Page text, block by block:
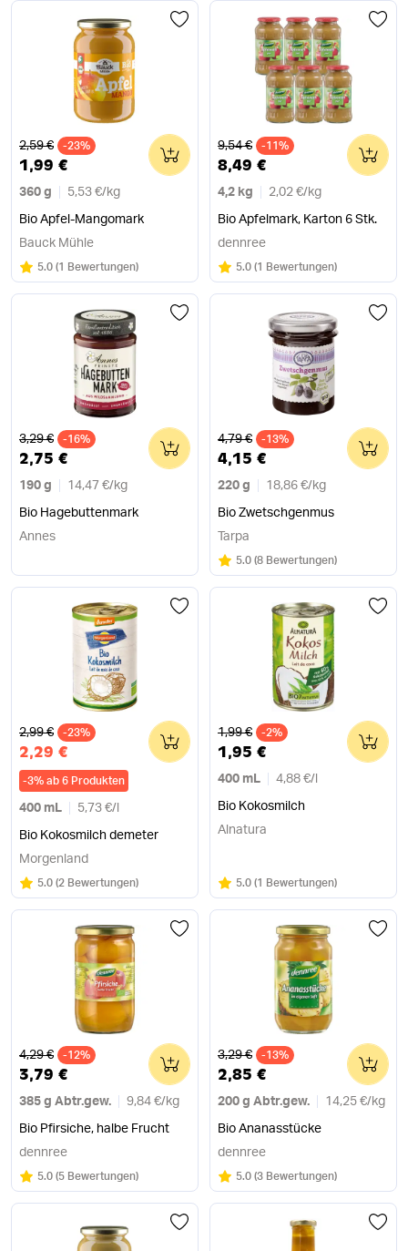
Alter Preis
2,59 € -23%
1,99 €
360 g 5,53 €/ kg
Bio Apfel-Mangomark
0
Bauck Mühle
Bewertung:
5.0/5
(1 Bewertungen)
Alter Preis
9,54 € -11%
8,49 €
4,2 kg 2,02 €/ kg
Bio Apfelmark, Karton 6 Stk.
0
dennree
Bewertung:
5.0/5
(1 Bewertungen)
Alter Preis
3,29 € -16%
2,75 €
190 g 14,47 €/ kg
Bio Hagebuttenmark
0
Annes
Alter Preis
4,79 € -13%
4,15 €
220 g 18,86 €/ kg
Bio Zwetschgenmus
0
Tarpa
Bewertung:
5.0/5
(8 Bewertungen)
Alter Preis
2,99 € -23%
2,29 €
-3% ab 6 Produkten
400 mL 5,73 €/
Bio Kokosmilch demeter
0
Morgenland
Bewertung:
5.0/5
(2 Bewertungen)
Alter Preis
1,99 € -2%
1,95 €
400 mL 4,88 €/
Bio Kokosmilch
0
Alnatura
Bewertung:
5.0/5
(1 Bewertungen)
Alter Preis
4,29 € -12%
3,79 €
385 g Abtr.gew. 9,84 €/ kg
Bio Pfirsiche, halbe Frucht
0
dennree
Bewertung:
5.0/5
(5 Bewertungen)
Alter Preis
3,29 € -13%
2,85 €
200 g Abtr.gew. 14,25 €/ kg
Bio Ananasstücke
0
dennree
Bewertung:
5.0/5
(3 Bewertungen)